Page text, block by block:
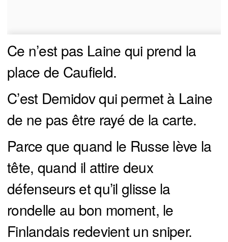
Ce n’est pas Laine qui prend la
place de Caufield.
C’est Demidov qui permet à Laine
de ne pas être rayé de la carte.
Parce que quand le Russe lève la
tête, quand il attire deux
défenseurs et qu’il glisse la
rondelle au bon moment, le
Finlandais redevient un sniper.